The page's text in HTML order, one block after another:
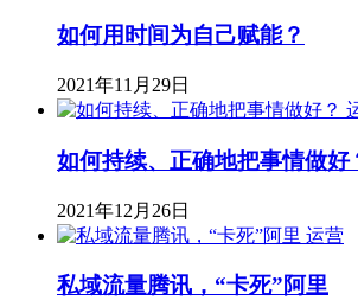
如何用时间为自己赋能？
2021年11月29日
如何持续、正确地把事情做好
2021年12月26日
运营
私域流量腾讯，“卡死”阿里